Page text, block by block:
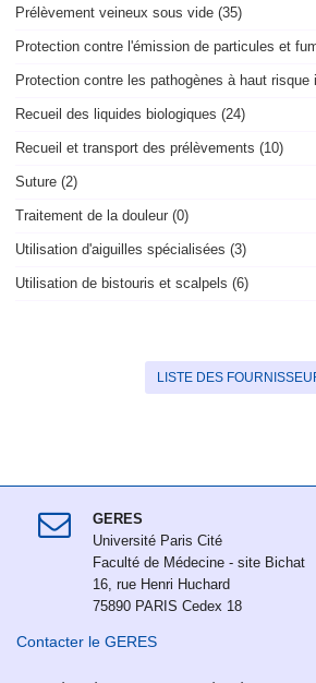
Prélèvement veineux sous vide (35)
Protection contre l'émission de particules et
Protection contre les pathogènes à haut risque
Recueil des liquides biologiques (24)
Recueil et transport des prélèvements (10)
Suture (2)
Traitement de la douleur (0)
Utilisation d'aiguilles spécialisées (3)
Utilisation de bistouris et scalpels (6)
LISTE DES
GERES
Université Paris Cité
Faculté de Médecine - site Bichat
16, rue Henri Huchard
75890 PARIS Cedex 18
Contacter le GERES